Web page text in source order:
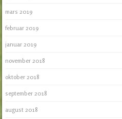
mars 2019
februar 2019
januar 2019
november 2018
oktober 2018
september 2018
august 2018